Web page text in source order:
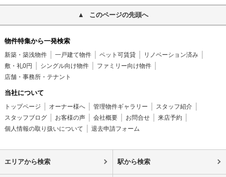
このページの先頭へ
物件特集から一発検索
新築・築浅物件 一戸建て物件 ペット可賃貸
リノベーション済み
敷・礼0円
シングル向け物件
ファミリー向け物件
店舗・事務所・テナント
当社について
トップページ オーナー様へ 管理物件ギャラリー
スタッフ紹介
スタッフブログ
お客様の声 会社概要 お問合せ
来店予約
個人情報の取り扱いについて
退去申請フォーム
エリアから検索 駅から検索